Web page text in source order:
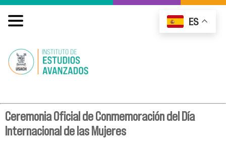
Ceremonia Oficial de Conmemoración del Día
Internacional de las Mujeres
ES